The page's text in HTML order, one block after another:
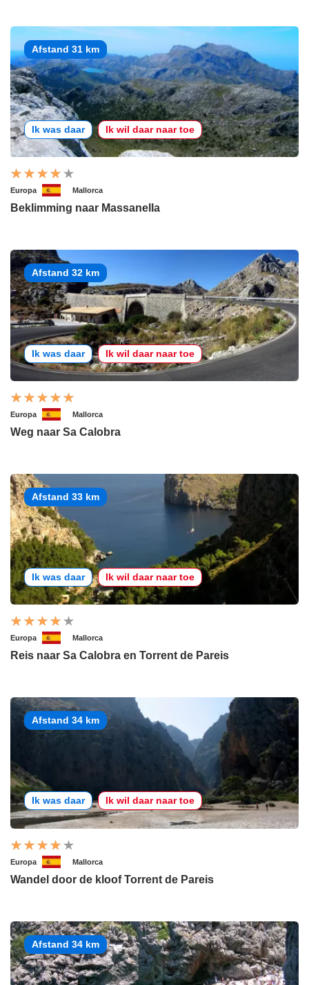
Afstand 31 km
Ik was daar Ik wil daar naar toe
Europa Mallorca
Beklimming naar Massanella
Afstand 32 km
Ik was daar Ik wil daar naar toe
Europa Mallorca
Weg naar Sa Calobra
Afstand 33 km
Ik was daar Ik wil daar naar toe
Europa Mallorca
Reis naar Sa Calobra en Torrent de Pareis
Afstand 34 km
Ik was daar Ik wil daar naar toe
Europa Mallorca
Wandel door de kloof Torrent de Pareis
Afstand 34 km